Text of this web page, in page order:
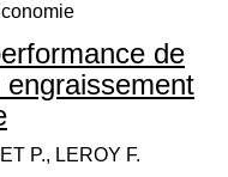
de
P., LEROY F.